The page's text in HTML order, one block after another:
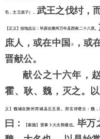
毛，文王庶子）。 武王之伐纣，
【正义】括地志云：毕原在雍州万年县西南二十八里。
庶人，或在中国③ ，或
晋献公。
献公之十六年，
霍、耿、魏，灭之。
义】魏城在陕州芮城县北五里。郑玄诗谱云：魏，
曰：
【索隐】晋掌卜大夫郭偃也。 毕万